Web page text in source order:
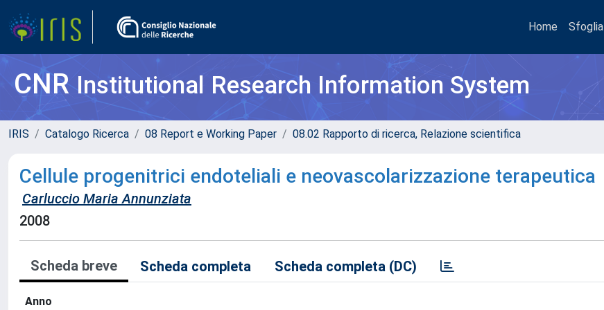
Home Sfoglia
CNRInstitutional Research Information System
IRIS Catalogo Ricerca 08 Report e Working Paper 08.02 Rapporto di ricerca, Relazione scientifica
Cellule progenitrici endoteliali e neovascolarizzazione terapeutica
Carluccio Maria Annunziata
2008
Scheda breve Scheda completa Scheda completa (DC)
Anno